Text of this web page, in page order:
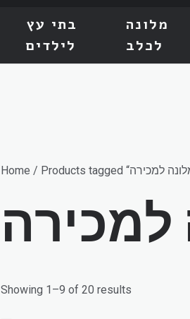
בתי עץ
לילדים
מלונה
לכלב
Home
למכירה
Showing 1–9 of 20 results